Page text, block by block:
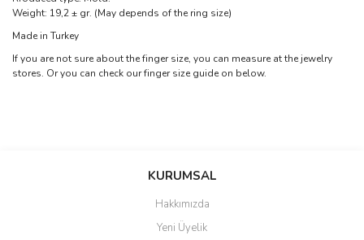
Weight: 19,2 ± gr. (May depends of the ring size)
Made in Turkey
If you are not sure about the finger size, you can measure at the jewelry
stores. Or you can check our finger size guide on below.
Bu ürüne ilk yorumu siz yapın!
Yorum Yaz
Ürün resmi kalitesiz, bozuk veya görüntülenemiyor.
KURUMSAL
Hakkımızda
Yeni Üyelik